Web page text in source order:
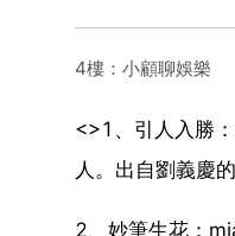
4樓：小顧聊娛樂
<>1、引人入勝
人。出自劉義慶
2、妙筆生花：